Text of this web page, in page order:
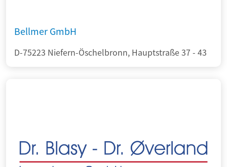
Bellmer GmbH
D-75223 Niefern-Öschelbronn, Hauptstraße 37 - 43